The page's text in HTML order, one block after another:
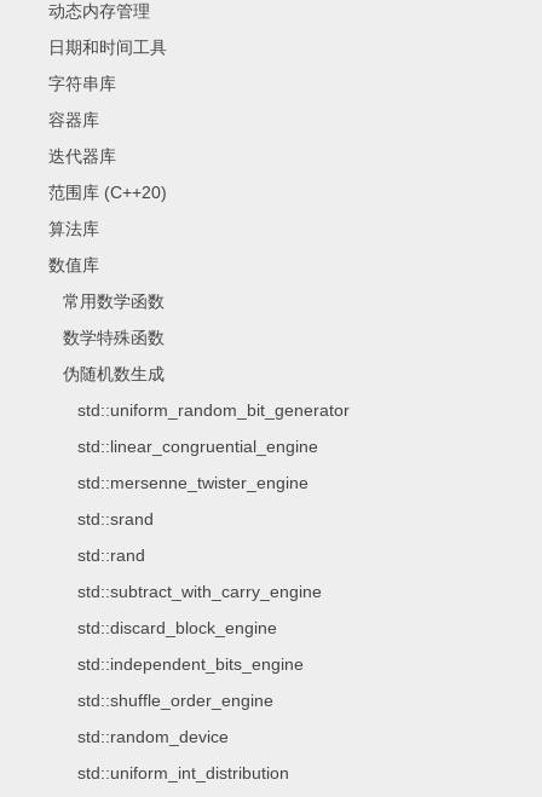
动态内存管理
日期和时间工具
字符串库
容器库
迭代器库
范围库 (C++20)
算法库
数值库
常用数学函数
数学特殊函数
伪随机数生成
std::uniform_random_bit_generator
std::linear_congruential_engine
std::mersenne_twister_engine
std::srand
std::rand
std::subtract_with_carry_engine
std::discard_block_engine
std::independent_bits_engine
std::shuffle_order_engine
std::random_device
std::uniform_int_distribution